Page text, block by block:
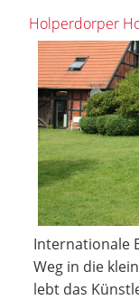
Holperdorper
Internationale
Weg in die
lebt das